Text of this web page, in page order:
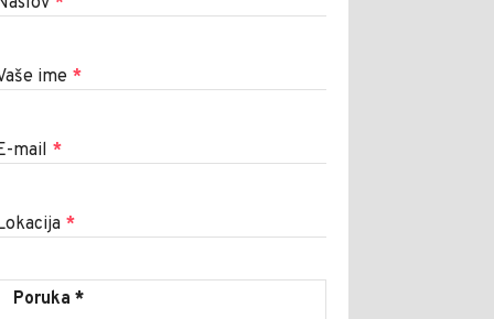
ime *
mail *
*